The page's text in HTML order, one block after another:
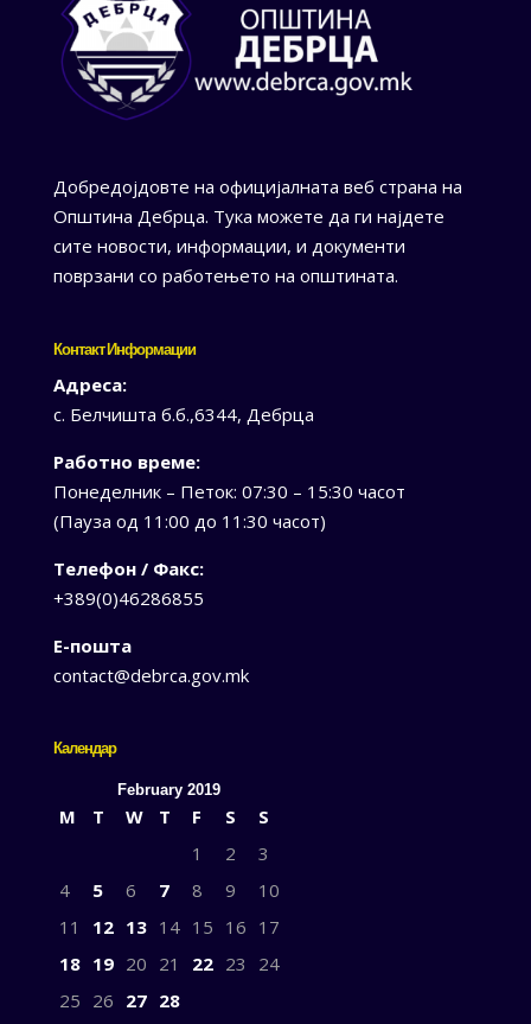
Добредојдовте на официјалната веб страна на
Општина Дебрца. Тука можете да ги најдете
сите новости, информации, и документи
поврзани со работењето на општината.
Контакт Информации
Адреса:
с. Белчишта б.б.,6344, Дебрца
Работно време:
Понеделник – Петок: 07:30 – 15:30 часот
(Пауза од 11:00 до 11:30 часот)
Телефон / Факс:
+389(0)46286855
Е-пошта
contact@debrca.gov.mk
Календар
February 2019
M T W T F S
S
1
2
3
4
5 6 7 8 9
10
11
12 13 14 15 16 17
18 19 20 21 22 23
24
25 26 27 28